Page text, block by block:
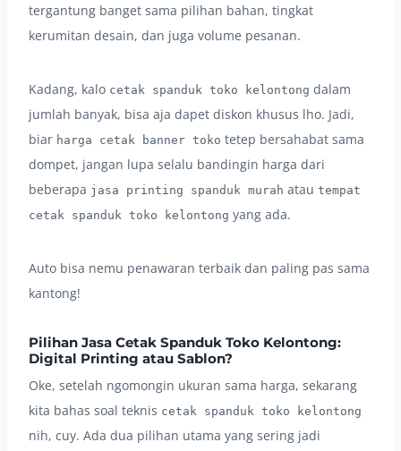
tergantung banget sama pilihan bahan, tingkat
kerumitan desain, dan juga volume pesanan.
Kadang, kalo cetak spanduk toko kelontong dalam
jumlah banyak, bisa aja dapet diskon khusus lho. Jadi,
biar harga cetak banner toko tetep bersahabat sama
dompet, jangan lupa selalu bandingin harga dari
beberapa jasa printing spanduk murah atau tempat
cetak spanduk toko kelontong yang ada.
Auto bisa nemu penawaran terbaik dan paling pas sama
kantong!
Pilihan Jasa Cetak Spanduk Toko Kelontong:
Digital Printing atau Sablon?
Oke, setelah ngomongin ukuran sama harga, sekarang
kita bahas soal teknis cetak spanduk toko kelontong
nih, cuy. Ada dua pilihan utama yang sering jadi